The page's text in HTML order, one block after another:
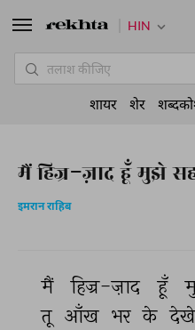
मैं हिज्र-ज़ाद हूँ मुझे
इमरान राहिब
मैं हिज्र-ज़ाद हूँ
तू आँख भर के देखे
HIN
शायर शेर